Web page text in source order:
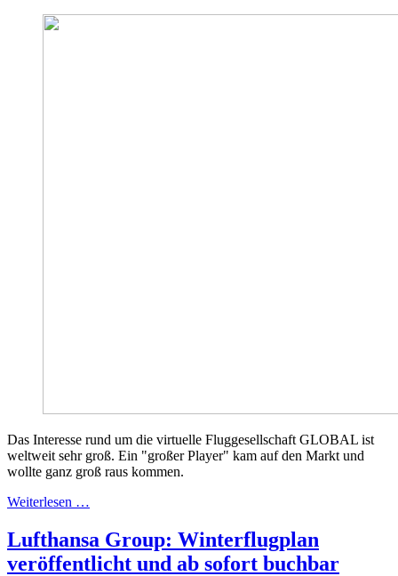
Das Interesse rund um die virtuelle Fluggesellschaft GLOBAL ist
weltweit sehr groß. Ein "großer Player" kam auf den Markt und
wollte ganz groß raus kommen.
Weiterlesen …
Lufthansa Group: Winterflugplan
veröffentlicht und ab sofort buchbar